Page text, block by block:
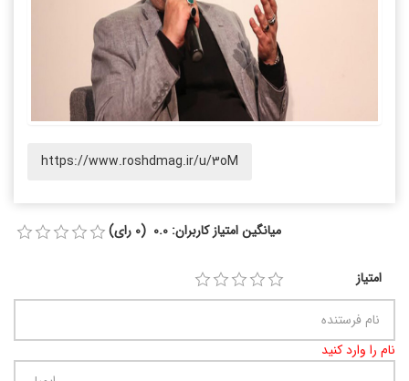
https://www.roshdmag.ir/u/3oM
میانگین امتیاز کاربران: 0.0 (0 رای)
امتیاز
نام را وارد کنید